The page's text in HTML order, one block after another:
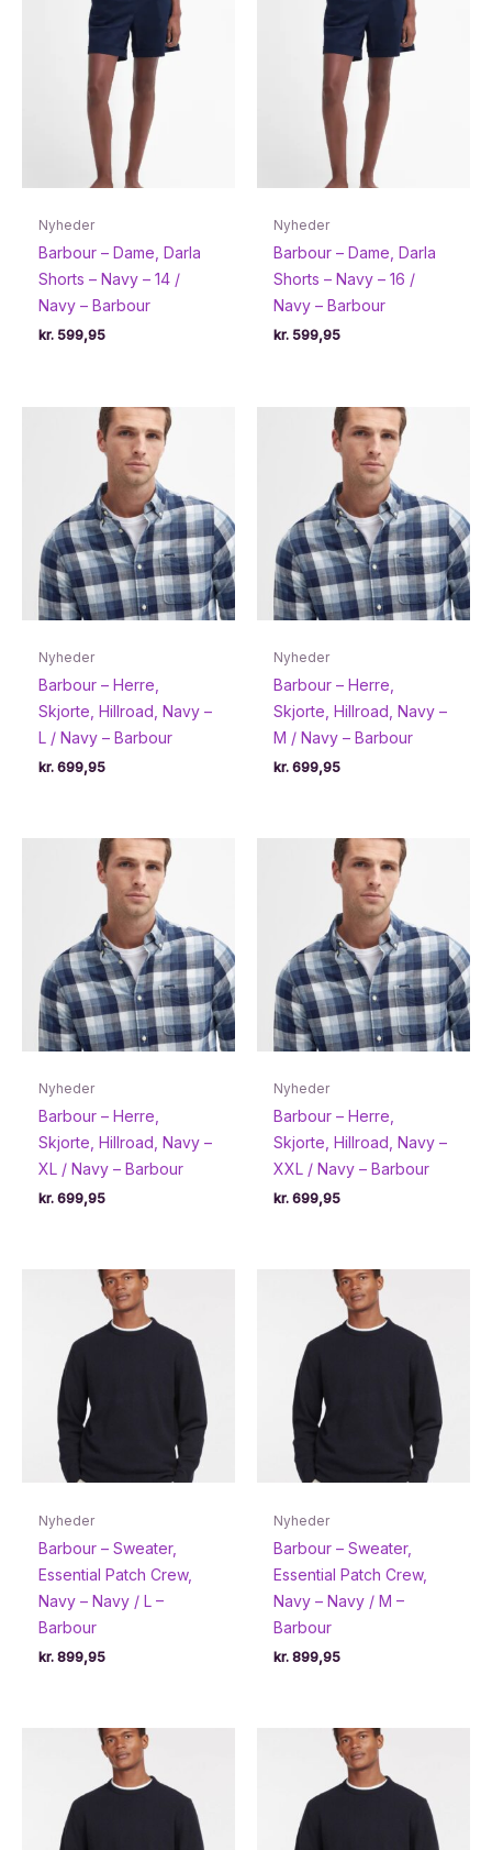
Nyheder
Barbour – Dame, Darla
Shorts – Navy – 14 /
Navy – Barbour
kr. 599,95
Nyheder
Barbour – Dame, Darla
Shorts – Navy – 16 /
Navy – Barbour
kr. 599,95
Nyheder
Barbour – Herre,
Skjorte, Hillroad, Navy –
L / Navy – Barbour
kr. 699,95
Nyheder
Barbour – Herre,
Skjorte, Hillroad, Navy –
M / Navy – Barbour
kr. 699,95
Nyheder
Barbour – Herre,
Skjorte, Hillroad, Navy –
XL / Navy – Barbour
kr. 699,95
Nyheder
Barbour – Herre,
Skjorte, Hillroad, Navy –
XXL / Navy – Barbour
kr. 699,95
Nyheder
Barbour – Sweater,
Essential Patch Crew,
Navy – Navy / L –
Barbour
kr. 899,95
Nyheder
Barbour – Sweater,
Essential Patch Crew,
Navy – Navy / M –
Barbour
kr. 899,95